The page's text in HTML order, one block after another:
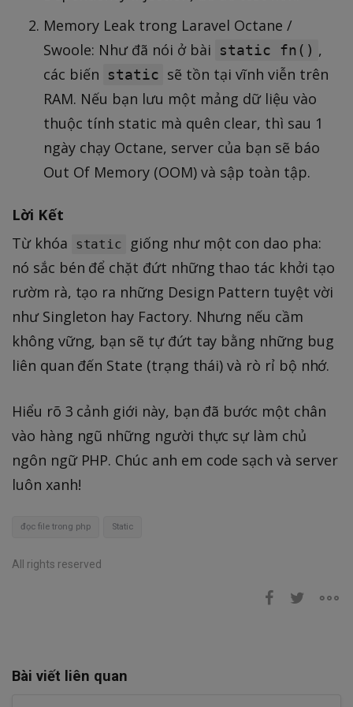
Memory Leak trong Laravel Octane /
Swoole: Như đã nói ở bài
static fn() ,
các biến
static sẽ tồn tại vĩnh viễn trên
RAM. Nếu bạn lưu một mảng dữ liệu vào
thuộc tính static mà quên clear, thì sau 1
ngày chạy Octane, server của bạn sẽ báo
Out Of Memory (OOM) và sập toàn tập.
Lời Kết
Từ khóa static
giống như một con dao pha:
nó sắc bén để chặt đứt những thao tác khởi tạo
rườm rà, tạo ra những Design Pattern tuyệt vời
như Singleton hay Factory. Nhưng nếu cầm
không vững, bạn sẽ tự đứt tay bằng những bug
liên quan đến State (trạng thái) và rò rỉ bộ nhớ.
Hiểu rõ 3 cảnh giới này, bạn đã bước một chân
vào hàng ngũ những người thực sự làm chủ
ngôn ngữ PHP. Chúc anh em code sạch và server
luôn xanh!
đọc file trong php Static
All rights reserved
Bài viết liên quan